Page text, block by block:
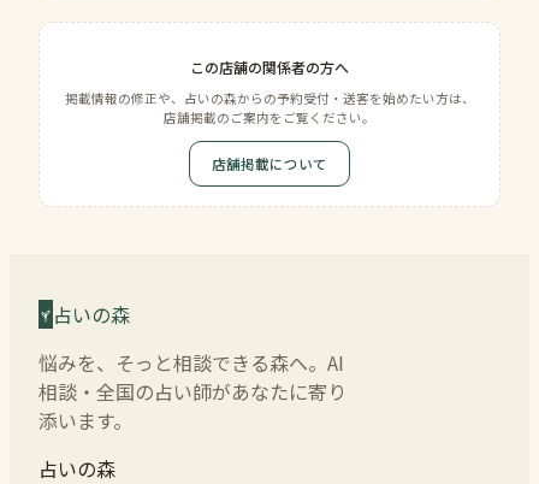
この店舗の関係者の方へ
掲載情報の修正や、占いの森からの予約受付・送客を始めたい方は、
店舗掲載のご案内をご覧ください。
店舗掲載について
占いの森
悩みを、そっと相談できる森へ。AI
相談・全国の占い師があなたに寄り
添います。
占いの森